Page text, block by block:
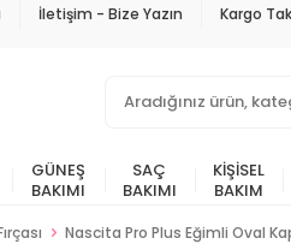
İletişim - Bize Yazın Kargo
GÜNEŞ
BAKIMI
SAÇ
BAKIMI
KIŞISEL
BAKIM
Nascita Pro Plus Eğimli Oval